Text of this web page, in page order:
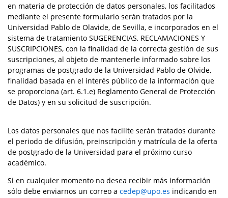
en materia de protección de datos personales, los facilitados
mediante el presente formulario serán tratados por la
Universidad Pablo de Olavide, de Sevilla, e incorporados en el
sistema de tratamiento SUGERENCIAS, RECLAMACIONES Y
SUSCRIPCIONES, con la finalidad de la correcta gestión de sus
suscripciones, al objeto de mantenerle informado sobre los
programas de postgrado de la Universidad Pablo de Olvide,
finalidad basada en el interés público de la información que
se proporciona (art. 6.1.e) Reglamento General de Protección
de Datos) y en su solicitud de suscripción.
Los datos personales que nos facilite serán tratados durante
el periodo de difusión, preinscripción y matrícula de la oferta
de postgrado de la Universidad para el próximo curso
académico.
Si en cualquier momento no desea recibir más información
sólo debe enviarnos un correo a cedep@upo.es indicando en